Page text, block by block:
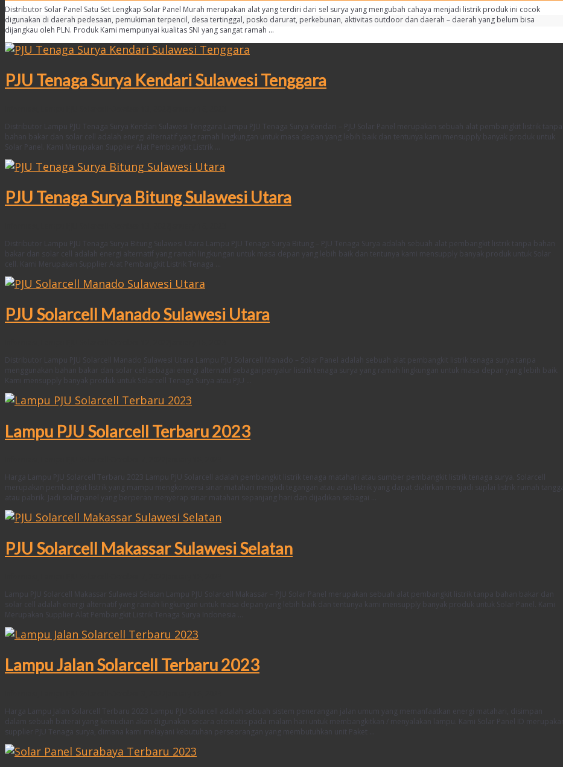
Distributor Solar Panel Satu Set Lengkap Solar Panel Murah merupakan alat yang terdiri dari sel surya yang mengubah cahaya menjadi listrik produk ini cocok
digunakan di daerah pedesaan, pemukiman terpencil, desa tertinggal, posko darurat, perkebunan, aktivitas outdoor dan daerah – daerah yang belum bisa
dijangkau oleh PLN. Produk Kami mempunyai kualitas SNI yang sangat ramah …
PJU Tenaga Surya Kendari Sulawesi Tenggara
Distributor Lampu PJU Tenaga Surya Kendari Sulawesi Tenggara Lampu PJU Tenaga Surya Kendari – PJU Solar Panel merupakan sebuah alat pembangkit listrik tanpa
bahan bakar dan solar cell adalah energi alternatif yang ramah lingkungan untuk masa depan yang lebih baik dan tentunya kami mensupply banyak produk untuk
Solar Panel. Kami Merupakan Supplier Alat Pembangkit Listrik …
PJU Tenaga Surya Bitung Sulawesi Utara
Distributor Lampu PJU Tenaga Surya Bitung Sulawesi Utara Lampu PJU Tenaga Surya Bitung – PJU Tenaga Surya adalah sebuah alat pembangkit listrik tanpa bahan
bakar dan solar cell adalah energi alternatif yang ramah lingkungan untuk masa depan yang lebih baik dan tentunya kami mensupply banyak produk untuk Solar
cell. Kami Merupakan Supplier Alat Pembangkit Listrik Tenaga …
PJU Solarcell Manado Sulawesi Utara
Distributor Lampu PJU Solarcell Manado Sulawesi Utara Lampu PJU Solarcell Manado – Solar Panel adalah sebuah alat pembangkit listrik tenaga surya tanpa
menggunakan bahan bakar dan solar cell sebagai energi alternatif sebagai penyalur listrik tenaga surya yang ramah lingkungan untuk masa depan yang lebih baik.
Kami mensupply banyak produk untuk Solarcell Tenaga Surya atau PJU …
Lampu PJU Solarcell Terbaru 2023
Harga Lampu PJU Solarcell Terbaru 2023 Lampu PJU Solarcell adalah pembangkit listrik tenaga matahari atau sumber pembangkit listrik tenaga surya. Solarcell
merupakan pembangkit listrik yang mampu mengkonversi sinar matahari menjadi tegangan atau arus listrik yang dapat dialirkan menjadi suplai listrik rumah tangga
atau pabrik. Jadi solarpanel yang berperan menyerap sinar matahari sepanjang hari dan dijadikan sebagai …
PJU Solarcell Makassar Sulawesi Selatan
Lampu PJU Solarcell Makassar Sulawesi Selatan Lampu PJU Solarcell Makassar – PJU Solar Panel merupakan sebuah alat pembangkit listrik tanpa bahan bakar dan
solar cell adalah energi alternatif yang ramah lingkungan untuk masa depan yang lebih baik dan tentunya kami mensupply banyak produk untuk Solar Panel. Kami
Merupakan Supplier Alat Pembangkit Listrik Tenaga Surya Indonesia …
Lampu Jalan Solarcell Terbaru 2023
Harga Lampu Jalan Solarcell Terbaru 2023 Lampu PJU Solarcell adalah sebuah sistem penerangan jalan umum yang memanfaatkan energi matahari, disimpan
dalam sebuah baterai yang kemudian akan digunakan secara otomatis pada malam hari untuk membangkitkan / menyalakan lampu. Kami Solar Panel ID merupakan
supplier PJU Tenaga surya, dimana kami melayani kebutuhan perseorangan yang membutuhkan unit Paket …